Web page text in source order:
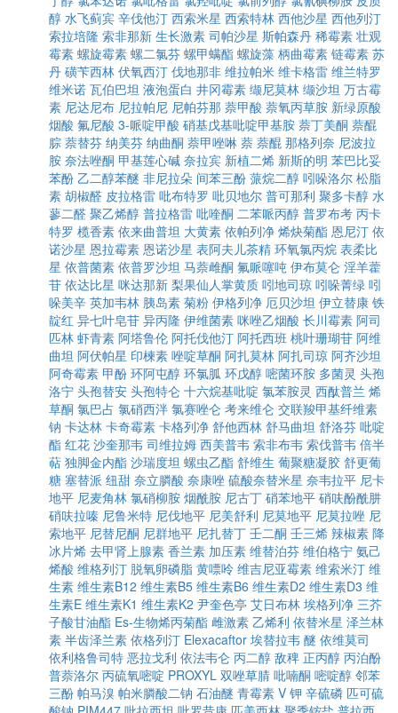
醇 水飞蓟宾 辛伐他汀 西索米星 西索特林 西他沙星 西他列汀
索拉培隆 索非那新 生长激素 司帕沙星 斯帕森丹 稀霉素 壮观
霉素 螺旋霉素 螺二氯芬 螺甲螨酯 螺旋藻 柄曲霉素 链霉素 苏
丹 磺苄西林 伏氧西汀 伐地那非 维拉帕米 维卡格雷 维兰特罗
维米诺 瓦伯巴坦 液泡蛋白 井冈霉素 缬尼莫林 缬沙坦 万古霉
素 尼达尼布 尼拉帕尼 尼帕芬那 萘甲酸 萘氧丙草胺 新绿原酸
烟酸 氟尼酸 3-哌啶甲酸 硝基戊基吡啶甲基胺 萘丁美酮 萘醌
腙 萘替芬 纳美芬 纳曲酮 萘甲唑啉 萘 萘醌 那格列奈 尼波拉
胺 奈法唑酮 甲基莲心碱 奈拉宾 新植二烯 新斯的明 苯巴比妥
苯酚 乙二醇苯醚 非尼拉朵 间苯三酚 蒎烷二醇 吲哚洛尔 松脂
素 胡椒醛 皮拉格雷 吡布特罗 吡贝地尔 普可那利 聚多卡醇 水
蓼二醛 聚乙烯醇 普拉格雷 吡喹酮 二苯哌丙醇 普罗布考 丙卡
特罗 榄香素 依来曲普坦 大黄素 依帕列净 烯炔菊酯 恩尼汀 依
诺沙星 恩拉霉素 恩诺沙星 表阿夫儿茶精 环氧氯丙烷 表柔比
星 依普菌素 依普罗沙坦 马萘雌酮 氟哌噻吨 伊布莫仑 淫羊藿
苷 依达比星 咪达那新 梨果仙人掌黄质 吲地司琼 吲哚菁绿 吲
哚美辛 英加韦林 胰岛素 菊粉 伊格列净 厄贝沙坦 伊立替康 铁
靛红 异七叶皂苷 异丙隆 伊维菌素 咪唑乙烟酸 长川霉素 阿司
匹林 虾青素 阿塔鲁伦 阿托伐他汀 阿托西班 桃叶珊瑚苷 阿维
曲坦 阿伏帕星 印楝素 唑啶草酮 阿扎莫林 阿扎司琼 阿齐沙坦
阿奇霉素 甲酚 环阿屯醇 环氯胍 环戊醇 嘧菌环胺 多菌灵 头孢
洛宁 头孢替安 头孢特仑 十六烷基吡啶 氯苯胺灵 西酞普兰 烯
草酮 氯巴占 氯硝西泮 氯赛唑仑 考来维仑 交联羧甲基纤维素
钠 卡达林 卡奇霉素 卡格列净 舒他西林 舒马曲坦 舒洛芬 吡啶
酯 红花 沙奎那韦 司维拉姆 西美普韦 索非布韦 索伐普韦 倍半
萜 独脚金内酯 沙瑞度坦 螺虫乙酯 舒维生 葡聚糖凝胶 舒更葡
糖 塞替派 纽甜 奈立膦酸 奈康唑 硫酸奈替米星 奈韦拉平 尼卡
地平 尼麦角林 氯硝柳胺 烟酰胺 尼古丁 硝苯地平 硝呋酚酰肼
硝呋拉嗪 尼鲁米特 尼伐地平 尼美舒利 尼莫地平 尼莫拉唑 尼
索地平 尼替尼酮 尼群地平 尼扎替丁 壬二酮 壬三烯 辣椒素 降
冰片烯 去甲肾上腺素 香兰素 加压素 维替泊芬 维伯格宁 氨己
烯酸 维格列汀 脱氧卵磷脂 黄嘌呤 维吉尼亚霉素 维索米汀 维
生素 维生素B12 维生素B5 维生素B6 维生素D2 维生素D3 维
生素E 维生素K1 维生素K2 尹奎色亭 艾日布林 埃格列净 三芥
子酸甘油酯 Es-生物烯丙菊酯 雌激素 乙烯利 依替米星 泽兰林
素 半齿泽兰素 依格列汀 Elexacaftor 埃替拉韦 醚 依维莫司
依利格鲁司特 恶拉戈利 依法韦仑 丙二醇 敌稗 正丙醇 丙泊酚
普萘洛尔 丙硫氧嘧啶 PROXYL 双唑草腈 吡喃酮 嘧啶醇 邻苯
三酚 帕马溴 帕米膦酸二钠 石油醚 青霉素 V 钾 辛硫磷 匹可硫